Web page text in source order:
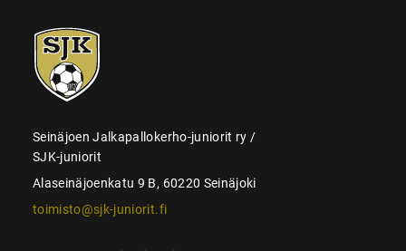
SJK-
juniorit
Seinäjoen Jalkapallokerho-juniorit ry /
SJK-juniorit
Alaseinäjoenkatu 9 B, 60220 Seinäjoki
toimisto@sjk-juniorit.fi